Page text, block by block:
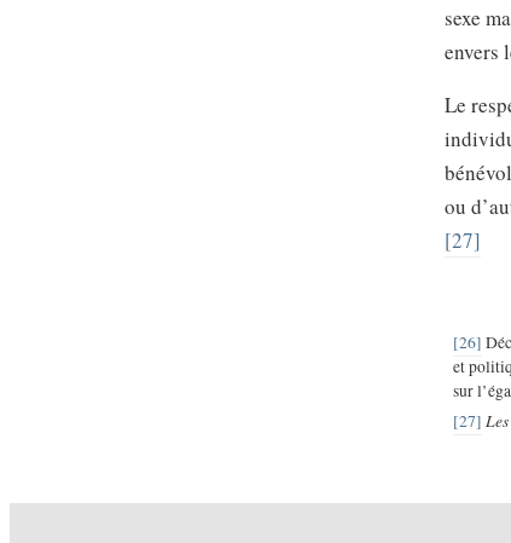
sexe
envers
Le
ou
[27]
[26]
et
sur
[27]